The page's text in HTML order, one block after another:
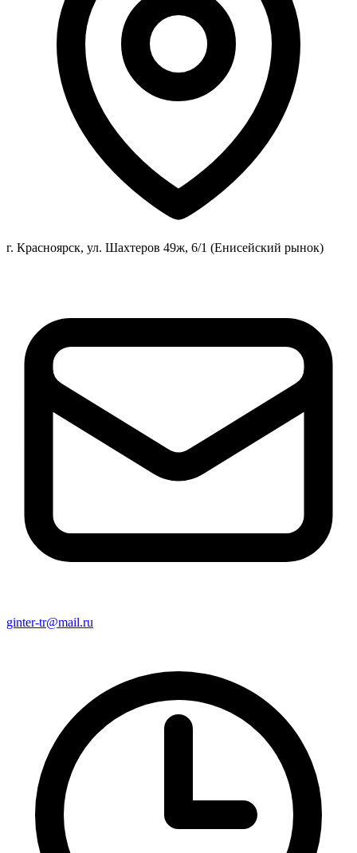
г. Красноярск, ул. Шахтеров 49ж, 6/1 (Енисейский рынок)
ginter-tr@mail.ru